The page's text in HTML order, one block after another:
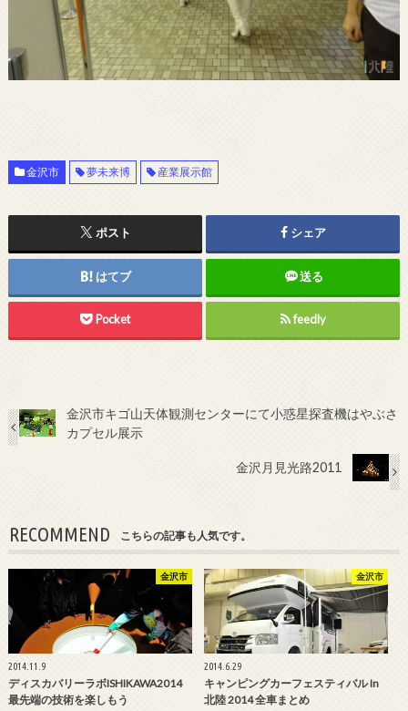
金沢市 夢未来博 産業展示館
ポスト シェア
はてブ 送る
Pocket feedly
金沢市キゴ山天体観測センターにて小惑星探査機はやぶさ
カプセル展示
金沢月見光路2011
RECOMMEND こちらの記事も人気です。
金沢市
2014.11.9
ディスカバリーラボISHIKAWA2014
最先端の技術を楽しもう
金沢市
2014.6.29
キャンピングカーフェスティバル In
北陸 2014 全車まとめ